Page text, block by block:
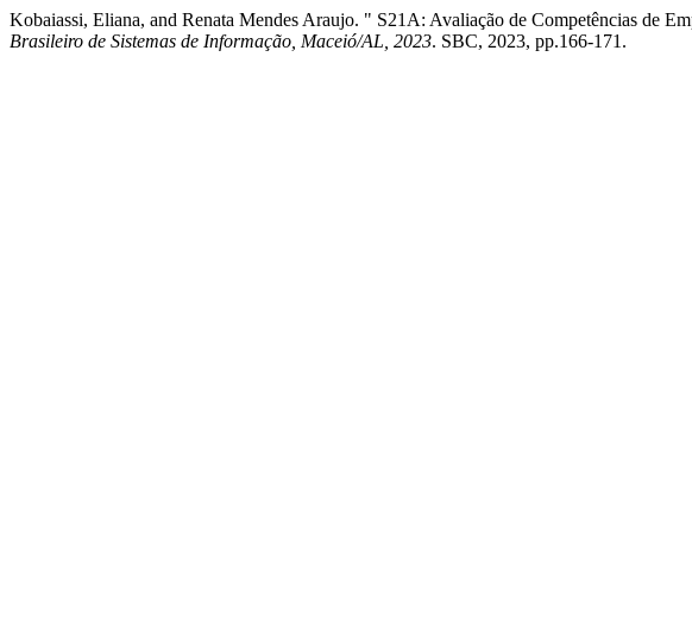
Kobaiassi, Eliana, and Renata Mendes Araujo. " S21A: Avaliação de Competências de
Brasileiro de Sistemas de Informação, Maceió/AL, 2023. SBC, 2023, pp.166-171.